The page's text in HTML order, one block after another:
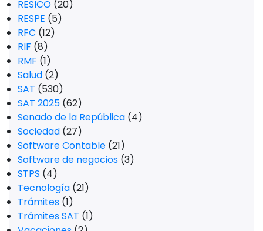
RESICO (20)
RESPE (5)
RFC (12)
RIF (8)
RMF (1)
Salud (2)
SAT (530)
SAT 2025 (62)
Senado de la República (4)
Sociedad (27)
Software Contable (21)
Software de negocios (3)
STPS (4)
Tecnología (21)
Trámites (1)
Trámites SAT (1)